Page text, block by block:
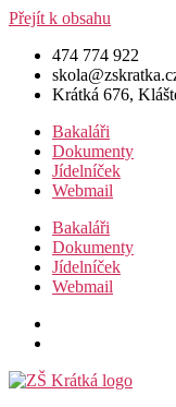
Přejít k obsahu
474 774 922
Krátká 676,
Bakaláři
Dokumenty
Jídelníček
Webmail
Bakaláři
Dokumenty
Jídelníček
Webmail